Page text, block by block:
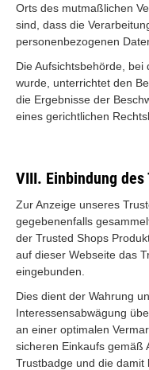
Orts des mutmaßlichen
sind, dass die
personenbezogenen
Die Aufsichtsbehörde,
wurde, unterrichtet den
die Ergebnisse der
eines gerichtlichen
VIII. Einbindung des
Zur Anzeige unseres
gegebenenfalls
der Trusted Shops
auf dieser Webseite das
eingebunden.
Dies dient der Wahrung
Interessensabwägung
an einer optimalen
sicheren Einkaufs gemäß
Trustbadge und die damit